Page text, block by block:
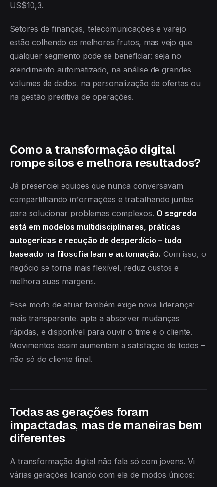
US$10,3.
Setores de finanças, telecomunicações e varejo
estão colhendo os melhores frutos, mas vejo que
qualquer segmento pode se beneficiar: seja no
atendimento automatizado, na análise de grandes
volumes de dados, na personalização de ofertas ou
na gestão preditiva de operações.
Como a transformação digital
rompe silos e melhora resultados?
Já presenciei equipes que nunca conversavam
compartilhando informações e trabalhando juntas
para solucionar problemas complexos. O segredo
está em modelos multidisciplinares, práticas
autogeridas e redução de desperdício – tudo
baseado na filosofia lean e automação. Com isso, o
negócio se torna mais flexível, reduz custos e
melhora suas margens.
Esse modo de atuar também exige nova liderança:
mais transparente, apta a absorver mudanças
rápidas, e disponível para ouvir o time e o cliente.
Movimentos assim aumentam a satisfação de todos –
não só do cliente final.
Todas as gerações foram
impactadas, mas de maneiras bem
diferentes
A transformação digital não fala só com jovens. Vi
várias gerações lidando com ela de modos únicos: